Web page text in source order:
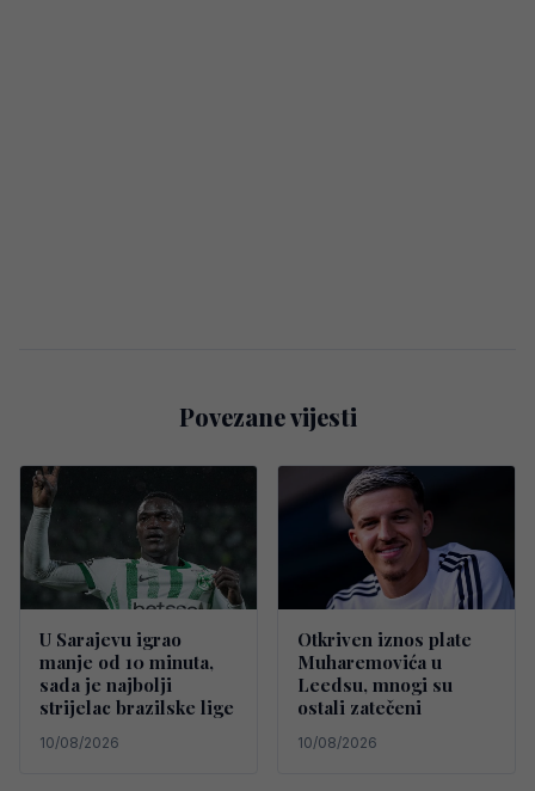
Povezane vijesti
U Sarajevu igrao
manje od 10 minuta,
sada je najbolji
strijelac brazilske lige
10/08/2026
Otkriven iznos plate
Muharemovića u
Leedsu, mnogi su
ostali zatečeni
10/08/2026